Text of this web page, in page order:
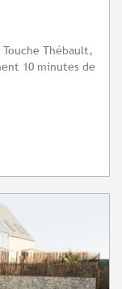
Thébault,
10 minutes de